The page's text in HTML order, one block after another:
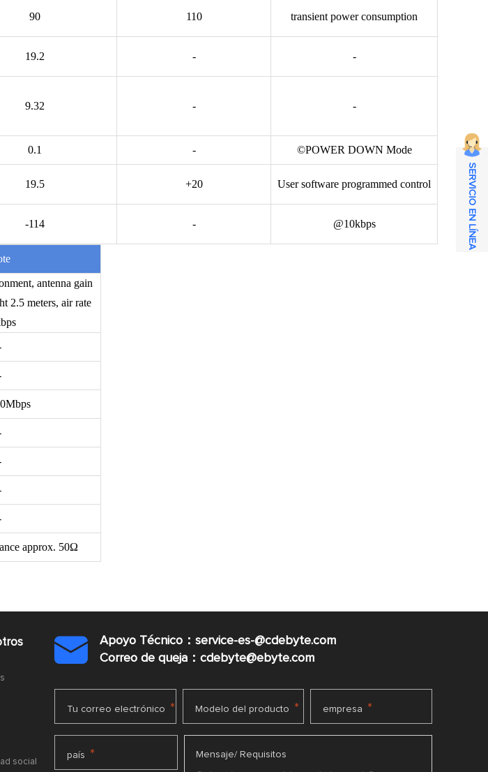
90 110 transient power consumption
19.2 - -
9.32 - -
0.1 - ©POWER DOWN Mode
19.5 +20 User software programmed control
-114 - @10kbps
antenna gain
2.5 meters, air rate
approx. 50Ω
social

Apoyo Técnico：service-es-@cdebyte.com
Correo de queja：cdebyte@ebyte.com
Tu correo electrónico * Modelo del producto * empresa *
país * Mensaje/ Requisitos
SERVICIO EN LÍNEA